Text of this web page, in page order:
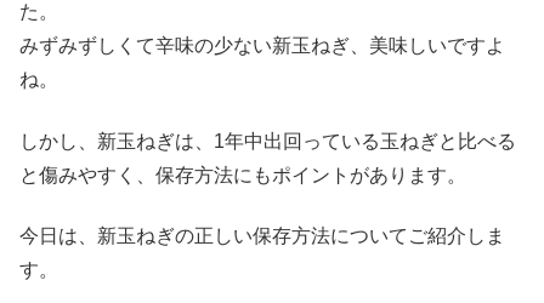
た。
みずみずしくて辛味の少ない新玉ねぎ、美味しいですよ
ね。
しかし、新玉ねぎは、1年中出回っている玉ねぎと比べる
と傷みやすく、保存方法にもポイントがあります。
今日は、新玉ねぎの正しい保存方法についてご紹介しま
す。